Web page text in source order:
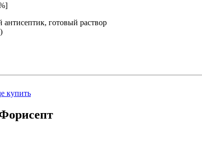
готовый раствор
купить